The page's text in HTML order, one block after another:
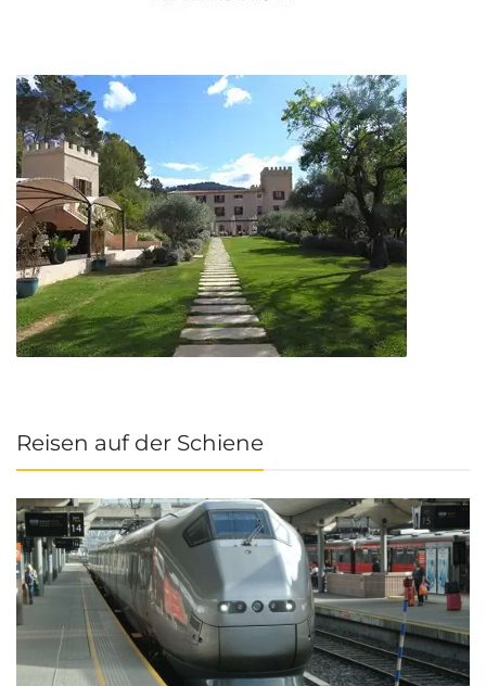
Reisen auf der Schiene